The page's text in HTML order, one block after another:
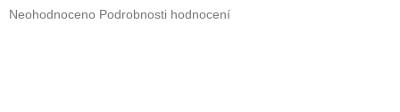
Průměrné
Neohodnoceno Podrobnosti hodnocení